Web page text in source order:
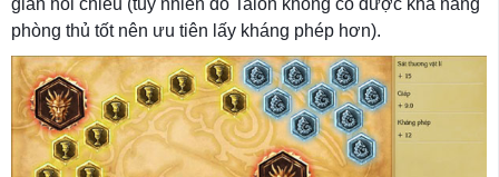
gian hồi chiêu (tuy nhiên do Talon không có được khả năng
phòng thủ tốt nên ưu tiên lấy kháng phép hơn).